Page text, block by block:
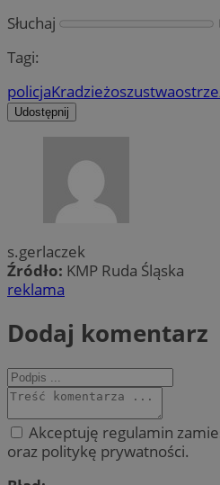
Słuchaj
Tagi:
policjaKradzieżoszustwa
Udostępnij
s.gerlaczek
Źródło: KMP Ruda Śląska
reklama
Dodaj komentarz
Akceptuję regulamin
oraz politykę prywatności.